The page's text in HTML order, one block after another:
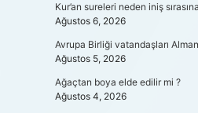
Kur’an sureleri neden iniş
Ağustos 6, 2026
Avrupa Birliği vatandaşları
Ağustos 5, 2026
Ağaçtan boya elde edilir mi ?
Ağustos 4, 2026